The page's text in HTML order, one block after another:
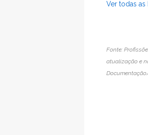
Ver todas as
Fonte:
atualização e